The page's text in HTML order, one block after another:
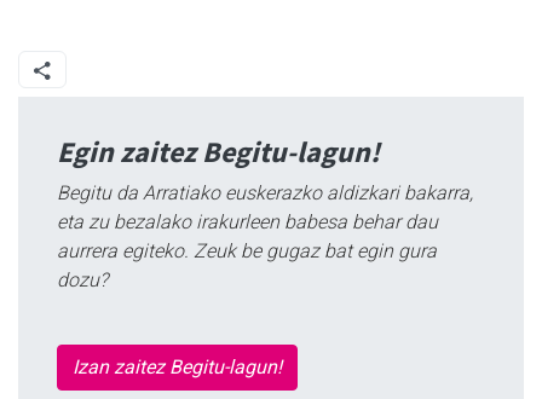
Egin zaitez Begitu-lagun!
Begitu da Arratiako euskerazko aldizkari bakarra,
eta zu bezalako irakurleen babesa behar dau
aurrera egiteko. Zeuk be gugaz bat egin gura
dozu?
Izan zaitez Begitu-lagun!